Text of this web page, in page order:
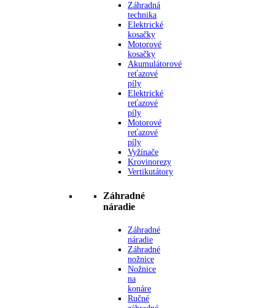
Záhradná
technika
Elektrické
kosačky
Motorové
kosačky
Akumulátorové
reťazové
píly
Elektrické
reťazové
píly
Motorové
reťazové
píly
Vyžínače
Krovinorezy
Vertikutátory
Záhradné
náradie
Záhradné
náradie
Záhradné
nožnice
Nožnice
na
konáre
Ručné